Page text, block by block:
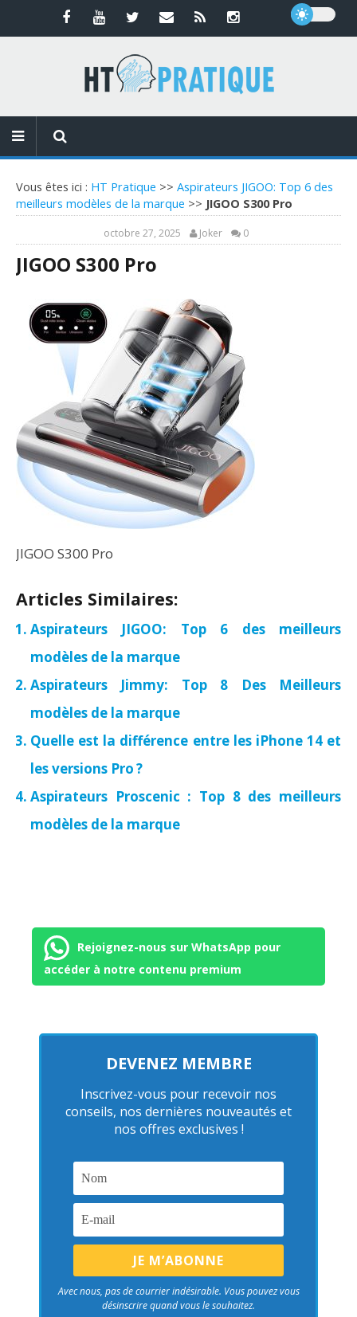
Vous êtes ici : HT Pratique >> Aspirateurs JIGOO: Top 6 des
meilleurs modèles de la marque >> JIGOO S300 Pro
octobre 27, 2025 Joker 0
JIGOO S300 Pro
JIGOO S300 Pro
Articles Similaires:
Aspirateurs JIGOO: Top 6 des meilleurs
modèles de la marque
Aspirateurs Jimmy: Top 8 Des Meilleurs
modèles de la marque
Quelle est la différence entre les iPhone 14 et
les versions Pro ?
Aspirateurs Proscenic : Top 8 des meilleurs
modèles de la marque
Rejoignez-nous sur WhatsApp pour
accéder à notre contenu premium
DEVENEZ MEMBRE
Inscrivez-vous pour recevoir nos
conseils, nos dernières nouveautés et
nos offres exclusives !
Avec nous, pas de courrier indésirable. Vous pouvez vous
désinscrire quand vous le souhaitez.